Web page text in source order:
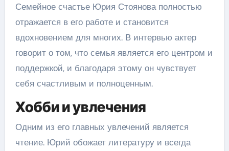
Семейное счастье Юрия Стоянова полностью
отражается в его работе и становится
вдохновением для многих. В интервью актер
говорит о том, что семья является его центром и
поддержкой, и благодаря этому он чувствует
себя счастливым и полноценным.
Хобби и увлечения
Одним из его главных увлечений является
чтение. Юрий обожает литературу и всегда